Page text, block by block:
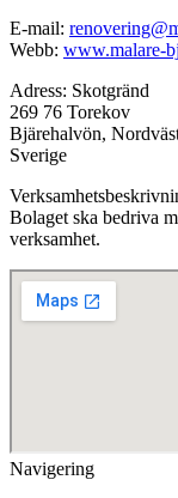
E-mail:
Webb: www.malare-
Adress: Skotgränd
269 76 Torekov
Bjärehalvön,
Sverige
Bolaget ska bedriva
verksamhet.
Navigering